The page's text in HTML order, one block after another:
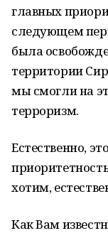
главных
следующем
была
территории
мы смогли на
терроризм.
Естественно,
хотим,
Как Вам